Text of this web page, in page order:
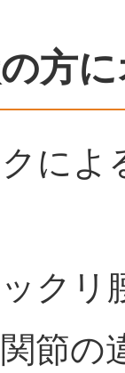
方
によ
クリ
節の